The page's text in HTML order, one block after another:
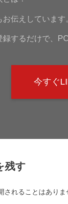
伝えしています
録するだけで、
今すぐ
残す
されることはありま